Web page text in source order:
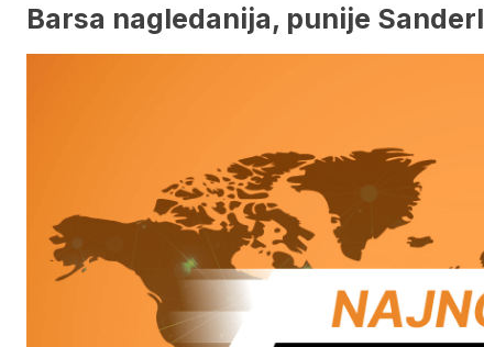
Barsa nagledanija, punije